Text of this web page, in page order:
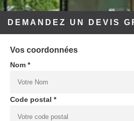
DEMANDEZ UN DEVIS
Vos coordonnées
Nom *
Code postal *